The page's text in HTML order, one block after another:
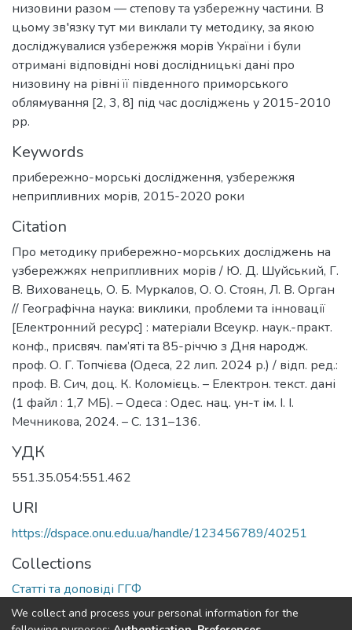
низовини разом — степову та узбережну частини. В
цьому зв′язку тут ми виклали ту методику, за якою
досліджувалися узбережжя морів України і були
отримані відповідні нові дослідницькі дані про
низовину на рівні її південного приморського
облямування [2, 3, 8] під час досліджень у 2015-2010
рр.
Keywords
прибережно-морські дослідження, узбережжя
неприпливних морів, 2015-2020 роки
Citation
Про методику прибережно-морських досліджень на
узбережжях неприпливних морів / Ю. Д. Шуйський, Г.
В. Вихованець, О. Б. Муркалов, О. О. Стоян, Л. В. Орган
// Географічна наука: виклики, проблеми та інновації
[Електронний ресурс] : матеріали Всеукр. наук.-практ.
конф., присвяч. пам’яті та 85-річчю з Дня народж.
проф. О. Г. Топчієва (Одеса, 22 лип. 2024 р.) / відп. ред.:
проф. В. Сич, доц. К. Коломієць. – Електрон. текст. дані
(1 файл : 1,7 МБ). – Одеса : Одес. нац. ун-т ім. І. І.
Мечникова, 2024. – С. 131–136.
УДК
551.35.054:551.462
URI
https://dspace.onu.edu.ua/handle/123456789/40251
Collections
Статті та доповіді ГГФ
Full item page
We collect and process your personal information for the